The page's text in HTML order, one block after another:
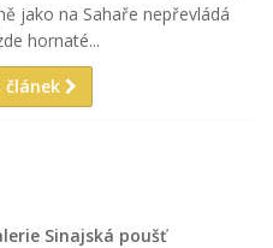
jako na Sahaře nepřevládá
hornaté...
článek
Sinajská poušť